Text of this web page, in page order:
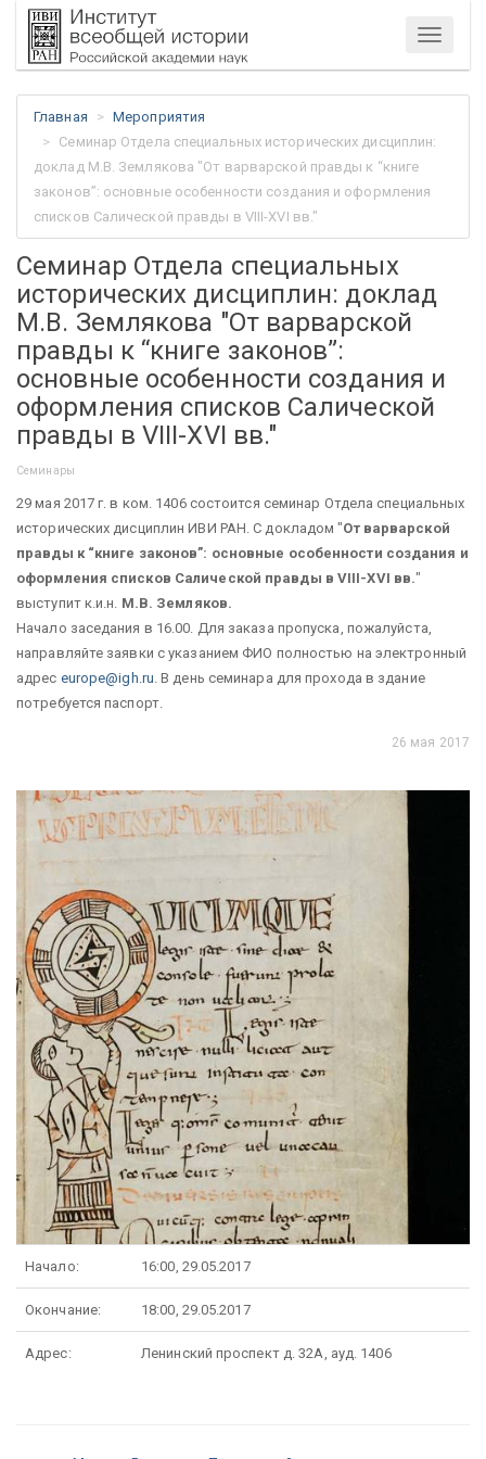
Меню
Главная
Мероприятия
Семинар Отдела специальных исторических дисциплин:
доклад М.В. Землякова "От варварской правды к “книге
законов”: основные особенности создания и оформления
списков Салической правды в VIII-XVI вв."
Семинар Отдела специальных
исторических дисциплин: доклад
М.В. Землякова "От варварской
правды к “книге законов”:
основные особенности создания и
оформления списков Салической
правды в VIII-XVI вв."
Семинары
29 мая 2017 г. в ком. 1406 состоится семинар Отдела специальных
исторических дисциплин ИВИ РАН. С докладом "От варварской
правды к “книге законов”: основные особенности создания и
оформления списков Салической правды в VIII-XVI вв."
выступит к.и.н. М.В. Земляков.
Начало заседания в 16.00. Для заказа пропуска, пожалуйста,
направляйте заявки с указанием ФИО полностью на электронный
адрес europe@igh.ru . В день семинара для прохода в здание
потребуется паспорт.
26 мая 2017
Начало: 16:00, 29.05.2017
Окончание: 18:00, 29.05.2017
Адрес: Ленинский проспект д. 32А, ауд. 1406